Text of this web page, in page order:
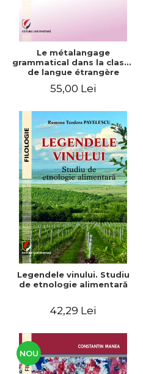
Le métalangage
grammatical dans la classe
de langue étrangère
55,00 Lei
Legendele vinului. Studiu
de etnologie alimentară
42,29 Lei
NOU